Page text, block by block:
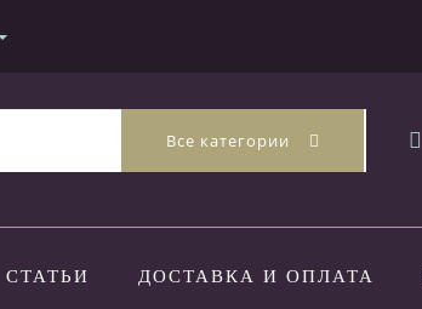
Все категории
СТАТЬИ ДОСТАВКА И ОПЛАТА